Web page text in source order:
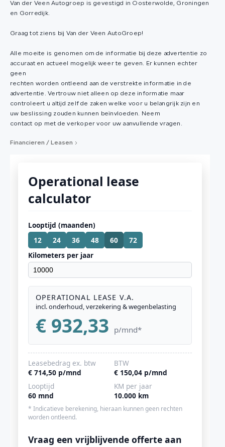
Van der Veen Autogroep is gevestigd in Oosterwolde, Groningen
en Gorredijk.
Graag tot ziens bij Van der Veen AutoGroep!
Alle moeite is genomen om de informatie bij deze advertentie zo
accuraat en actueel mogelijk weer te geven. Er kunnen echter
geen
rechten worden ontleend aan de verstrekte informatie in de
advertentie. Vertrouw niet alleen op deze informatie maar
controleert u altijd zelf de zaken welke voor u belangrijk zijn en
uw beslissing zouden kunnen beïnvloeden. Neem
contact op met de verkoper voor uw aanvullende vragen.
Financieren / Leasen